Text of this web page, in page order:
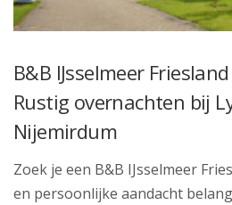
B&B IJsselmeer Friesland
Rustig overnachten bij
Nijemirdum
Zoek je een B&B IJsselmeer
en persoonlijke aandacht